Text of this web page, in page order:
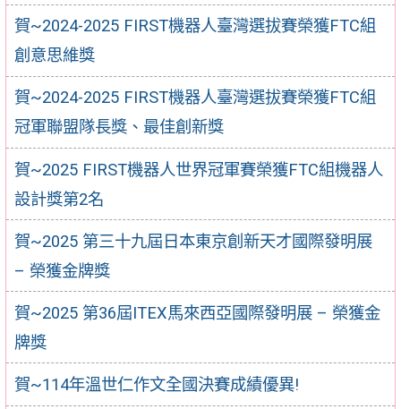
賀~2024-2025 FIRST機器人臺灣選拔賽榮獲FTC組
創意思維獎
賀~2024-2025 FIRST機器人臺灣選拔賽榮獲FTC組
冠軍聯盟隊長獎、最佳創新獎
賀~2025 FIRST機器人世界冠軍賽榮獲FTC組機器人
設計獎第2名
賀~2025 第三十九屆日本東京創新天才國際發明展
– 榮獲金牌獎
賀~2025 第36屆ITEX馬來西亞國際發明展 – 榮獲金
牌獎
賀~114年溫世仁作文全國決賽成績優異!